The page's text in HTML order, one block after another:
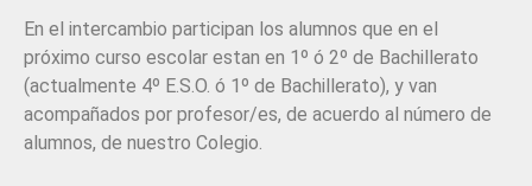
En el intercambio participan los alumnos que en el
próximo curso escolar estan en 1º ó 2º de Bachillerato
(actualmente 4º E.S.O. ó 1º de Bachillerato), y van
acompañados por profesor/es, de acuerdo al número de
alumnos, de nuestro Colegio.